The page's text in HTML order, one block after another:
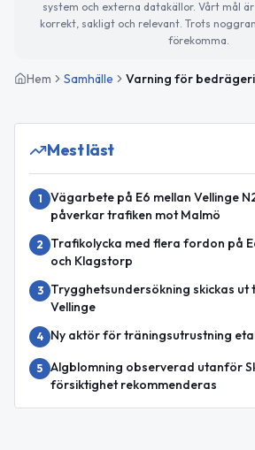
system och externa datakällor. Vårt mål
korrekt, sakligt och relevant. Trots
förekomma.
Hem Samhälle
Mest läst
1
Vägarbete på E6 mellan Vellinge
påverkar trafiken mot Malmö
2
Trafikolycka med flera fordon på
och Klagstorp
3
Trygghetsundersökning skickas ut
Vellinge
4 Ny aktör för träningsutrustning
5 Algblomning observerad utanför
försiktighet rekommenderas